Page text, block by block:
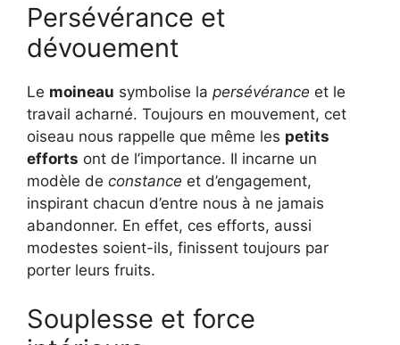
Persévérance et
dévouement
Le moineau symbolise la persévérance et le
travail acharné. Toujours en mouvement, cet
oiseau nous rappelle que même les petits
efforts ont de l’importance. Il incarne un
modèle de constance et d’engagement,
inspirant chacun d’entre nous à ne jamais
abandonner. En effet, ces efforts, aussi
modestes soient-ils, finissent toujours par
porter leurs fruits.
Souplesse et force